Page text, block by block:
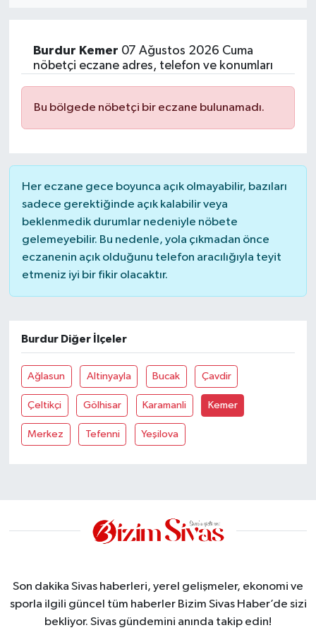
Burdur Kemer 07 Ağustos 2026 Cuma
nöbetçi eczane adres, telefon ve konumları
Bu bölgede nöbetçi bir eczane bulunamadı.
Her eczane gece boyunca açık olmayabilir, bazıları
sadece gerektiğinde açık kalabilir veya
beklenmedik durumlar nedeniyle nöbete
gelemeyebilir. Bu nedenle, yola çıkmadan önce
eczanenin açık olduğunu telefon aracılığıyla teyit
etmeniz iyi bir fikir olacaktır.
Burdur Diğer İlçeler
Ağlasun Altinyayla Bucak Çavdir
Çeltikçi Gölhisar Karamanli Kemer
Merkez Tefenni Yeşilova
Son dakika Sivas haberleri, yerel gelişmeler, ekonomi ve
sporla ilgili güncel tüm haberler Bizim Sivas Haber’de sizi
bekliyor. Sivas gündemini anında takip edin!
ÖZEL HABER
SAĞLIK
SİYASET
SOSYAL YARDIMLAR
SPONSORLU YAZI
SPOR